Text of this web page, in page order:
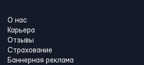
О нас
Карьера
Отзывы
Страхование
Баннерная реклама